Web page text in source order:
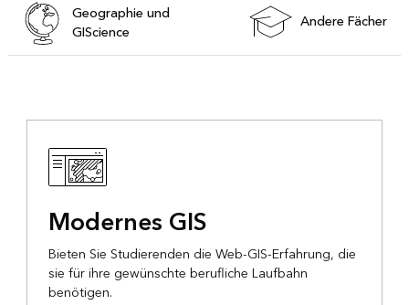
Geographie und
GIScience
Andere Fächer
Modernes GIS
Bieten Sie Studierenden die Web-GIS-Erfahrung, die
sie für ihre gewünschte berufliche Laufbahn
benötigen.